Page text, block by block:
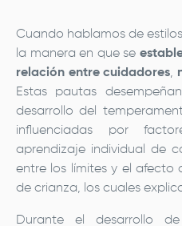
Cuando hablamos de
la manera en que se
relación entre cuidadores,
Estas pautas
desarrollo del
influenciadas por
aprendizaje individual de
entre los límites y el afecto
de crianza, los cuales
Durante el desarrollo